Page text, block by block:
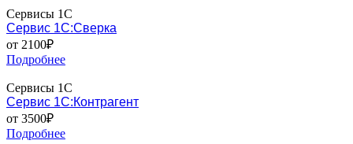
Сервисы 1С
Сервис 1С:Сверка
от 2100₽
Подробнее
Сервисы 1С
Сервис 1С:Контрагент
от 3500₽
Подробнее